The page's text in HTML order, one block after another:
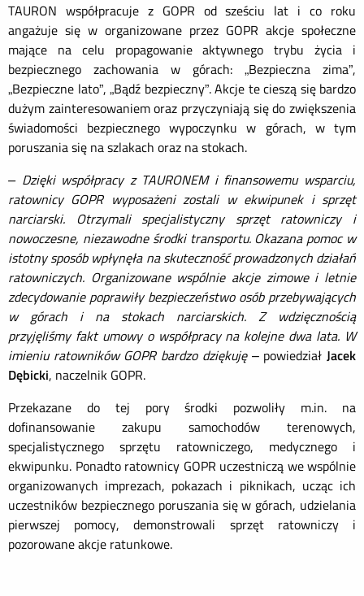
TAURON współpracuje z GOPR od sześciu lat i co roku
angażuje się w organizowane przez GOPR akcje społeczne
mające na celu propagowanie aktywnego trybu życia i
bezpiecznego zachowania w górach: „Bezpieczna zima”,
„Bezpieczne lato”, „Bądź bezpieczny”. Akcje te cieszą się bardzo
dużym zainteresowaniem oraz przyczyniają się do zwiększenia
świadomości bezpiecznego wypoczynku w górach, w tym
poruszania się na szlakach oraz na stokach.
– Dzięki współpracy z TAURONEM i finansowemu wsparciu,
ratownicy GOPR wyposażeni zostali w ekwipunek i sprzęt
narciarski. Otrzymali specjalistyczny sprzęt ratowniczy i
nowoczesne, niezawodne środki transportu. Okazana pomoc w
istotny sposób wpłynęła na skuteczność prowadzonych działań
ratowniczych. Organizowane wspólnie akcje zimowe i letnie
zdecydowanie poprawiły bezpieczeństwo osób przebywających
w górach i na stokach narciarskich. Z wdzięcznością
przyjęliśmy fakt umowy o współpracy na kolejne dwa lata. W
imieniu ratowników GOPR bardzo dziękuję– powiedziałJacek
Dębicki, naczelnik GOPR.
Przekazane do tej pory środki pozwoliły m.in. na
dofinansowanie zakupu samochodów terenowych,
specjalistycznego sprzętu ratowniczego, medycznego i
ekwipunku. Ponadto ratownicy GOPR uczestniczą we wspólnie
organizowanych imprezach, pokazach i piknikach, ucząc ich
uczestników bezpiecznego poruszania się w górach, udzielania
pierwszej pomocy, demonstrowali sprzęt ratowniczy i
pozorowane akcje ratunkowe.